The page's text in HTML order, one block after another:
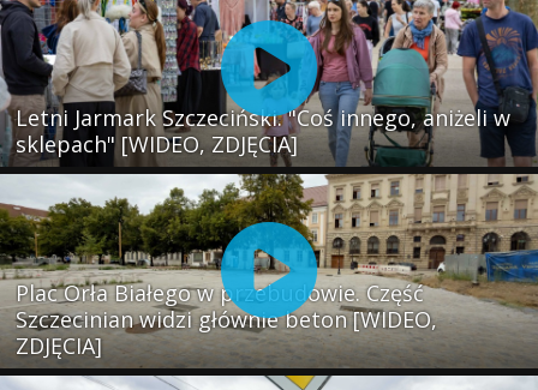
Letni Jarmark Szczeciński. "Coś innego, aniżeli w
sklepach" [WIDEO, ZDJĘCIA]
Plac Orła Białego w przebudowie. Część
Szczecinian widzi głównie beton [WIDEO,
ZDJĘCIA]